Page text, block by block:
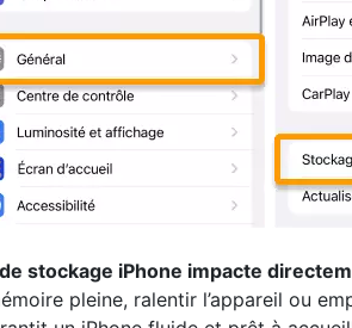
stockage iPhone impacte
pleine, ralentir l’appareil ou